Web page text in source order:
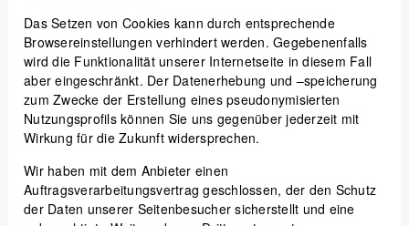
Das Setzen von Cookies kann durch entsprechende
Browsereinstellungen verhindert werden. Gegebenenfalls
wird die Funktionalität unserer Internetseite in diesem Fall
aber eingeschränkt. Der Datenerhebung und –speicherung
zum Zwecke der Erstellung eines pseudonymisierten
Nutzungsprofils können Sie uns gegenüber jederzeit mit
Wirkung für die Zukunft widersprechen.
Wir haben mit dem Anbieter einen
Auftragsverarbeitungsvertrag geschlossen, der den Schutz
der Daten unserer Seitenbesucher sicherstellt und eine